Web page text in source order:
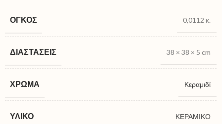
ΌΓΚΟΣ 0,0112 κ.
ΔΙΑΣΤΆΣΕΙΣ 38 × 38 × 5 cm
ΧΡΏΜΑ Κεραμιδί
ΥΛΙΚΌ ΚΕΡΑΜΙΚΟ